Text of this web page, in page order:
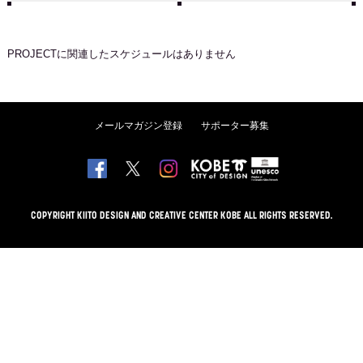
PROJECTに関連したスケジュールはありません
メールマガジン登録 サポーター募集
COPYRIGHT KIITO DESIGN AND CREATIVE CENTER KOBE ALL RIGHTS RESERVED.